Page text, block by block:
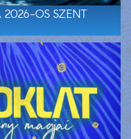
2026-OS SZENT